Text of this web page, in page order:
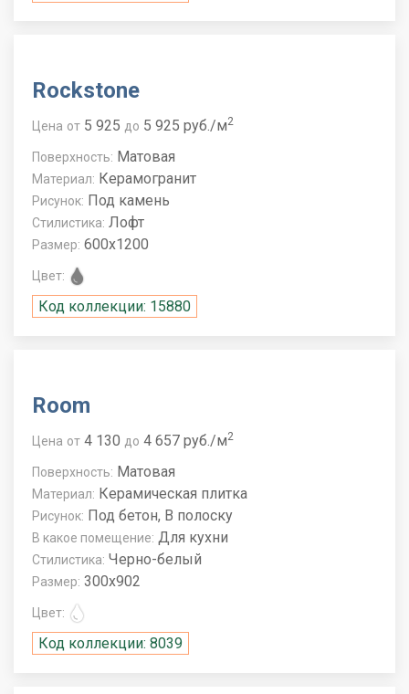
Rockstone
Цена от 5 925 до 5 925 руб./м2
Поверхность: Матовая
Материал: Керамогранит
Рисунок: Под камень
Стилистика: Лофт
Размер: 600x1200
Цвет:
Код коллекции: 15880
Room
Цена от 4 130 до 4 657 руб./м2
Поверхность: Матовая
Материал: Керамическая плитка
Рисунок: Под бетон, В полоску
В какое помещение: Для кухни
Стилистика: Черно-белый
Размер: 300x902
Цвет:
Код коллекции: 8039